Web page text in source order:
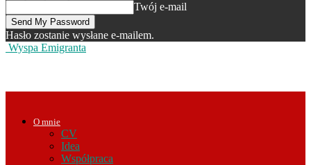
Twój e-mail
Hasło zostanie wysłane e-mailem.
Wyspa Emigranta
O mnie
CV
Idea
Współpraca